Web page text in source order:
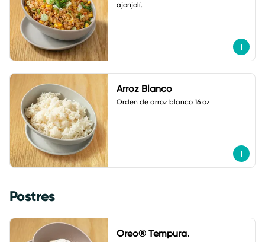
ajonjolí.
Arroz Blanco
Orden de arroz blanco 16 oz
Postres
Oreo® Tempura.